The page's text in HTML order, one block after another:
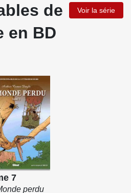
de
en BD
Voir la série
7
perdu